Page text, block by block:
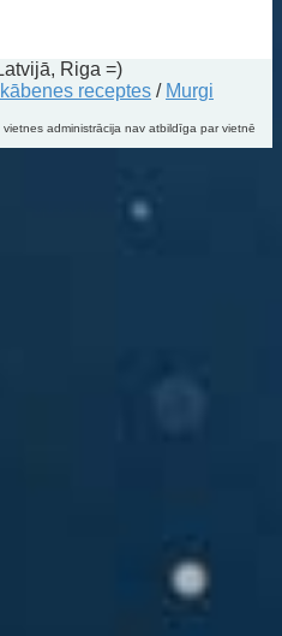
Riga =)
receptes / Murgi
administrācija nav atbildīga par vietnē